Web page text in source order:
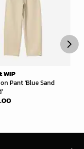
WIP
Pant 'Blue Sand